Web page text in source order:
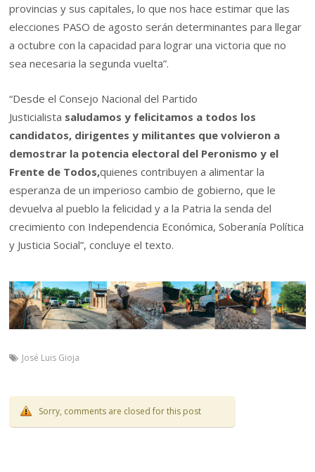
provincias y sus capitales, lo que nos hace estimar que las
elecciones PASO de agosto serán determinantes para llegar
a octubre con la capacidad para lograr una victoria que no
sea necesaria la segunda vuelta”.
“Desde el Consejo Nacional del Partido
Justicialista saludamos y felicitamos a todos los
candidatos, dirigentes y militantes que volvieron a
demostrar la potencia electoral del Peronismo y el
Frente de Todos,quienes contribuyen a alimentar la
esperanza de un imperioso cambio de gobierno, que le
devuelva al pueblo la felicidad y a la Patria la senda del
crecimiento con Independencia Económica, Soberanía Política
y Justicia Social”, concluye el texto.
José Luis Gioja
Sorry, comments are closed for this post